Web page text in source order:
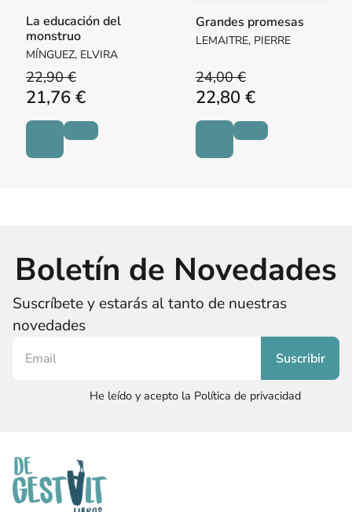
La educación del
monstruo
MÍNGUEZ, ELVIRA
22,90 €
21,76 €
Grandes promesas
LEMAITRE, PIERRE
24,00 €
22,80 €
Boletín de Novedades
Suscríbete y estarás al tanto de nuestras
novedades
He leído y acepto la Política de privacidad